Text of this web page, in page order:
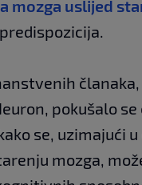
mozga uslijed
pokušalo
se, uzimajući
mozga,